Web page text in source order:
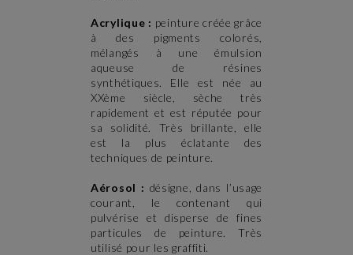
Acrylique : peinture créée grâce
à des pigments colorés,
mélangés à une émulsion
aqueuse de résines
synthétiques. Elle est née au
XXème siècle, sèche très
rapidement et est réputée pour
sa solidité. Très brillante, elle
est la plus éclatante des
techniques de peinture.
Aérosol : désigne, dans l’usage
courant, le contenant qui
pulvérise et disperse de fines
particules de peinture. Très
utilisé pour les graffiti.